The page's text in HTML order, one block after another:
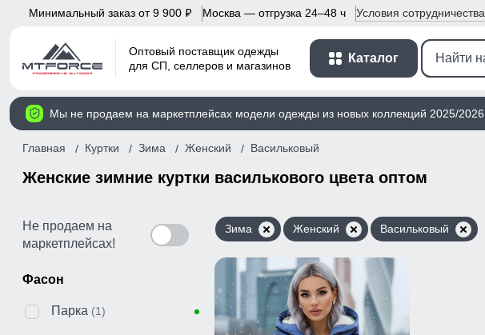
Минимальный заказ от 9 900 p Москва — отгрузка 24–48 ч Условия сотрудничества
Оптовый поставщик одежды
для СП, селлеров и магазинов
Каталог
Мы не продаем на маркетплейсах модели одежды из новых коллекций 2025/2026
Главная Куртки Зима Женский Васильковый
Женские зимние куртки василькового цвета оптом
Не продаем на
маркетплейсах!
Фасон
Парка (1)
Зима Женский Васильковый